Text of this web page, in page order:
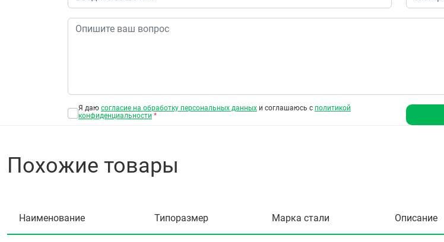
Я даю согласие на обработку персональных данных и соглашаюсь с политикой
конфиденциальности *
Похожие товары
Наименование Типоразмер Марка стали Описание